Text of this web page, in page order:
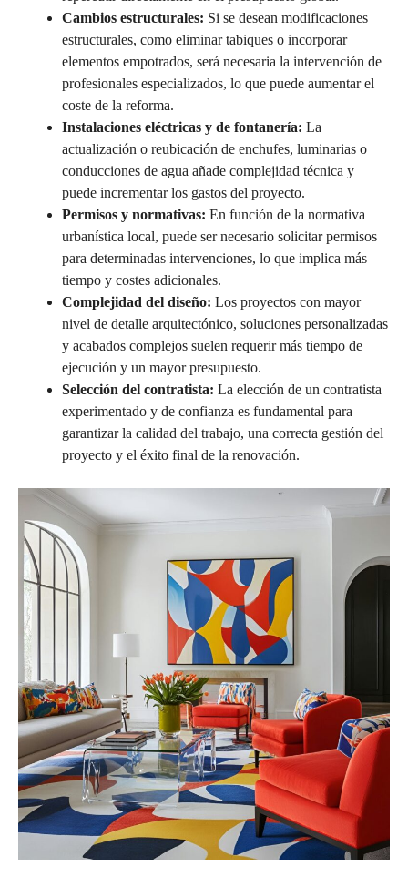
Cambios estructurales: Si se desean modificaciones
estructurales, como eliminar tabiques o incorporar
elementos empotrados, será necesaria la intervención de
profesionales especializados, lo que puede aumentar el
coste de la reforma.
Instalaciones eléctricas y de fontanería: La
actualización o reubicación de enchufes, luminarias o
conducciones de agua añade complejidad técnica y
puede incrementar los gastos del proyecto.
Permisos y normativas: En función de la normativa
urbanística local, puede ser necesario solicitar permisos
para determinadas intervenciones, lo que implica más
tiempo y costes adicionales.
Complejidad del diseño: Los proyectos con mayor
nivel de detalle arquitectónico, soluciones personalizadas
y acabados complejos suelen requerir más tiempo de
ejecución y un mayor presupuesto.
Selección del contratista: La elección de un contratista
experimentado y de confianza es fundamental para
garantizar la calidad del trabajo, una correcta gestión del
proyecto y el éxito final de la renovación.